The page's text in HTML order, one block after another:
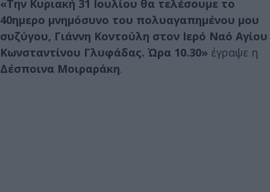
«Την Κυριακή 31 Ιουλίου θα τελέσουμε το
40ημερο μνημόσυνο του πολυαγαπημένου μου
συζύγου, Γιάννη Κοντούλη στον Ιερό Ναό Αγίου
Κωνσταντίνου Γλυφάδας. Ώρα 10.30» έγραψε η
Δέσποινα Μοιραράκη.